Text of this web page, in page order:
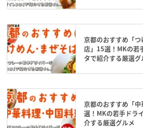
京都のおすすめ「
店」15選！MKの若
タで紹介する厳選グ
京都のおすすめ「
選！MKの若手ドラ
介する厳選グルメ